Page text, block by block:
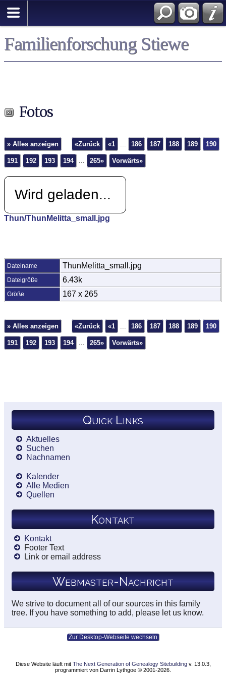
Familienforschung Stiewe
Fotos
» Alles anzeigen «Zurück «1 ... 186 187 188 189 190
191 192 193 194 ... 265» Vorwärts»
Wird geladen...
Thun/ThunMelitta_small.jpg
Dateiname ThunMelitta_small.jpg
Dateigröße 6.43k
Größe 167 x 265
» Alles anzeigen «Zurück «1 186 187 188 189 190
191 192 193 194 265» Vorwärts»
Quick Links
Aktuelles
Suchen
Nachnamen
Kalender
Alle Medien
Quellen
Kontakt
Kontakt
Footer Text
Link or email address
Webmaster-Nachricht
We strive to document all of our sources in this family
tree. If you have something to add, please let us know.
Zur Desktop-Webseite wechseln
Diese Website läuft mit The Next Generation of Genealogy Sitebuildingv. 13.0.3,
programmiert von Darrin Lythgoe © 2001-2026.